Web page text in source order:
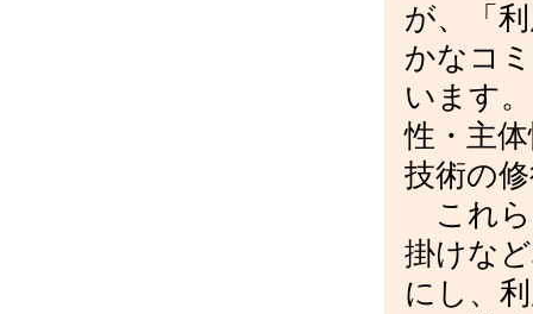
が、「
かなコ
います
性・主
技術の
これら
掛けな
にし、